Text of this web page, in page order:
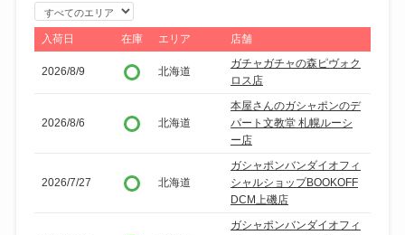
エ
リ
ア
で
り
入荷日 在庫 エリア 店舗
2026/8/9 北海道
ガチャガチャの森ピヴォク
ロス店
2026/8/6 北海道
本屋さんのガシャポンのデ
パート文教堂 札幌ルーシ
ー店
2026/7/27 北海道
ガシャポンバンダイオフィ
シャルショップBOOKOFF
DCM上磯店
ガシャポンバンダイオフィ